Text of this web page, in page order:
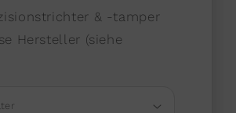
& -tamper
Hersteller (siehe